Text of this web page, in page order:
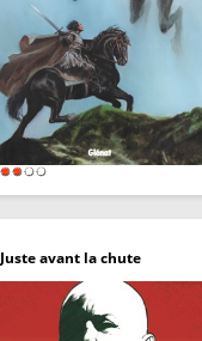
Juste avant la chute